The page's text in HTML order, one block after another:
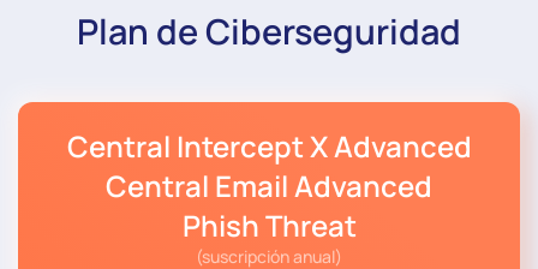
Plan de Ciberseguridad
Central Intercept X Advanced
Central Email Advanced
Phish Threat
(suscripción anual)